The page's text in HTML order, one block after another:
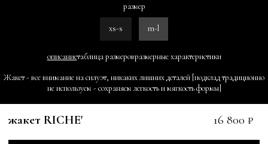
размер
xs-s m-l
описаниетаблица размеровразмерные характеристики
Жакет - все внимание на силуэт, никаких лишних деталей [подклад традиционно
не используем - сохраняем легкость и мягкость формы]
жакет RICHE' 16 800 ₽